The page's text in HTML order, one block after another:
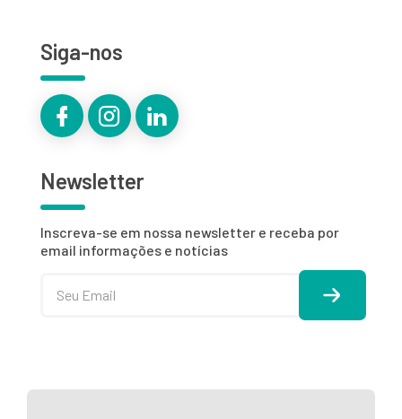
Siga-nos
Newsletter
Inscreva-se em nossa newsletter e receba por
email informações e notícias